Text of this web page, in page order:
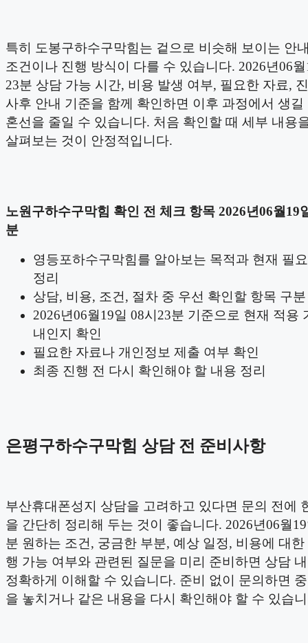
특히 도봉구하수구막힘는 겉으로 비슷해 보이는 안
조건이나 진행 방식이 다를 수 있습니다. 2026년06
23분 상담 가능 시간, 비용 발생 여부, 필요한 자료,
사후 안내 기준을 함께 확인하면 이후 과정에서 생길
혼선을 줄일 수 있습니다. 처음 확인할 때 세부 내용
살펴보는 것이 안정적입니다.
노원구하수구막힘 확인 전 체크 항목 2026년06월19
분
영등포하수구막힘를 알아보는 목적과 현재 필
정리
상담, 비용, 조건, 절차 중 우선 확인할 항목 구분
2026년06월19일 08시23분 기준으로 현재 적용
내인지 확인
필요한 자료나 개인정보 제출 여부 확인
최종 진행 전 다시 확인해야 할 내용 정리
은평구하수구막힘 상담 전 준비사항
부산휴대폰성지 상담을 고려하고 있다면 문의 전에
을 간단히 정리해 두는 것이 좋습니다. 2026년06월
분 원하는 조건, 궁금한 부분, 예상 일정, 비용에 대한
행 가능 여부와 관련된 질문을 미리 준비하면 상담
정확하게 이해할 수 있습니다. 준비 없이 문의하면
을 놓치거나 같은 내용을 다시 확인해야 할 수 있습